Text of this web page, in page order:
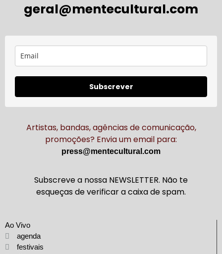
geral@mentecultural.com
Subscrever
Artistas, bandas, agências de comunicação,
promoções? Envia um email para:
press@mentecultural.com
Subscreve a nossa NEWSLETTER. Não te
esqueças de verificar a caixa de spam.
Ao Vivo
agenda
festivais